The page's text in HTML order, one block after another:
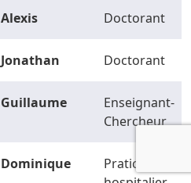
Alexis Doctorant
Jonathan Doctorant
Guillaume
Enseignant-
Chercheur
Dominique
Praticien